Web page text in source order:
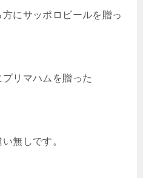
にサッポロビールを贈っ
リマハムを贈った
無しです。